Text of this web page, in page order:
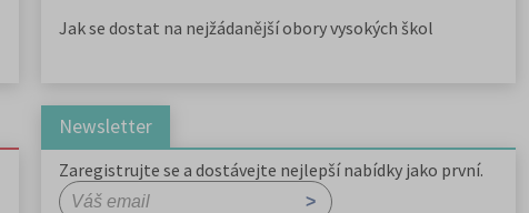
Jak se dostat na nejžádanější obory vysokých škol
Newsletter
Zaregistrujte se a dostávejte nejlepší nabídky jako první.